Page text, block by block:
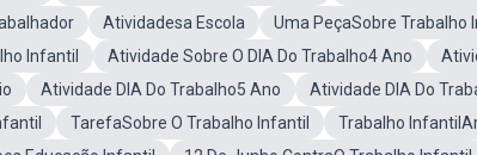
Atividadesa Escola Uma PeçaSobre Trabalho
Infantil
Atividade Sobre O DIA Do Trabalho4 Ano
Atividade DIA Do Trabalho5 Ano Atividade DIA Do
TarefaSobre O Trabalho Infantil
Trabalho